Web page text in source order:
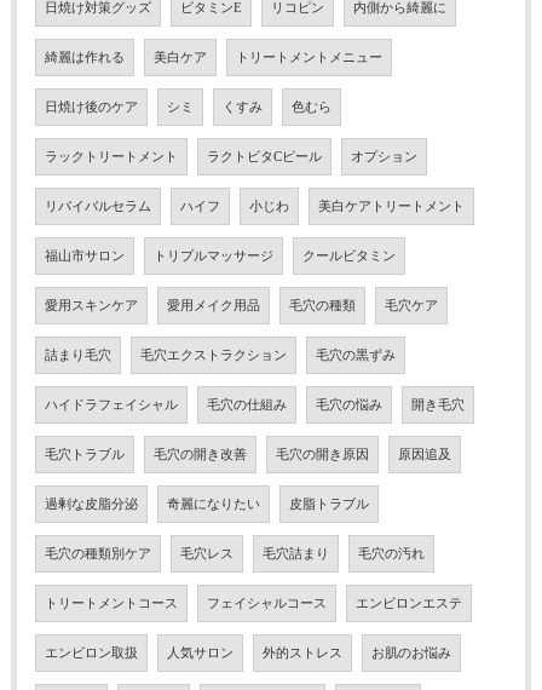
日焼け対策グッズ ビタミンE リコピン 内側から綺麗に
綺麗は作れる 美白ケア トリートメントメニュー
日焼け後のケア シミ くすみ 色むら
ラックトリートメント ラクトビタCピール オプション
リバイバルセラム ハイフ 小じわ 美白ケアトリートメント
福山市サロン トリプルマッサージ クールビタミン
愛用スキンケア 愛用メイク用品 毛穴の種類 毛穴ケア
詰まり毛穴 毛穴エクストラクション 毛穴の黒ずみ
ハイドラフェイシャル 毛穴の仕組み 毛穴の悩み 開き毛穴
毛穴トラブル 毛穴の開き改善 毛穴の開き原因 原因追及
過剰な皮脂分泌 奇麗になりたい 皮脂トラブル
毛穴の種類別ケア 毛穴レス 毛穴詰まり 毛穴の汚れ
トリートメントコース フェイシャルコース エンビロンエステ
エンビロン取扱 人気サロン 外的ストレス お肌のお悩み